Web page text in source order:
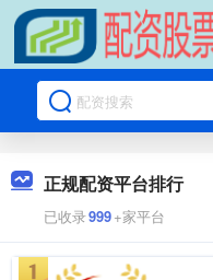
正规配资平台排行
已收录999+家平台